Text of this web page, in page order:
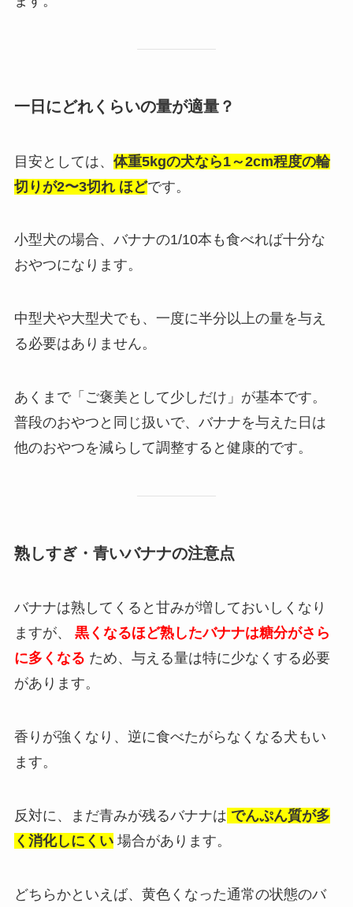
一日にどれくらいの量が適量？
目安としては、 体重5kgの犬なら1～2cm程度の輪
切りが2〜3切れ ほどです。
小型犬の場合、バナナの1/10本も食べれば十分な
おやつになります。
中型犬や大型犬でも、一度に半分以上の量を与え
る必要はありません。
あくまで「ご褒美として少しだけ」が基本です。
普段のおやつと同じ扱いで、バナナを与えた日は
他のおやつを減らして調整すると健康的です。
熟しすぎ・青いバナナの注意点
バナナは熟してくると甘みが増しておいしくなり
ますが、 黒くなるほど熟したバナナは糖分がさら
に多くなる ため、与える量は特に少なくする必要
があります。
香りが強くなり、逆に食べたがらなくなる犬もい
ます。
反対に、まだ青みが残るバナナは でんぷん質が多
く消化しにくい場合があります。
どちらかといえば、黄色くなった通常の状態のバ